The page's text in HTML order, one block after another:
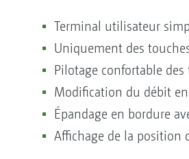
Terminal utilisateur
Uniquement des
Pilotage confortable
Modification du débit
Épandage en bordure
Affichage de la position